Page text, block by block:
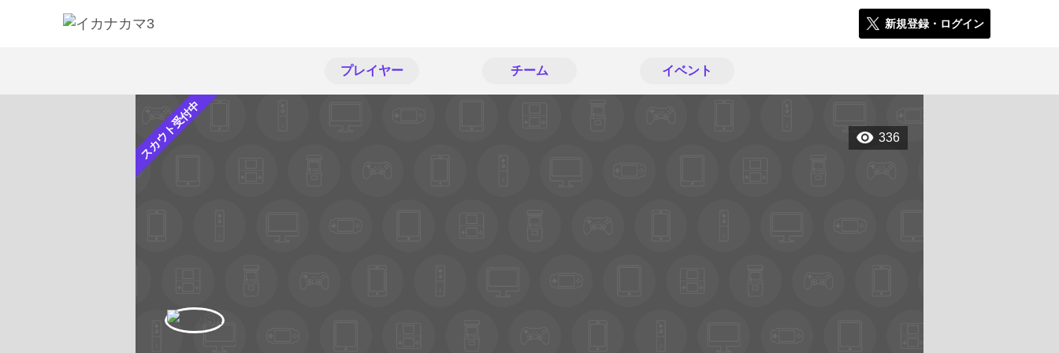
新規登録・ログイン
プレイヤー チーム イベント
スカウト受付中 336